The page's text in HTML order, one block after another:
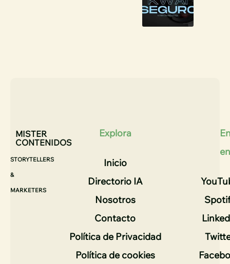
MISTER
CONTENIDOS
STORYTELLERS
&
MARKETERS
Explora
Inicio
Directorio IA
Nosotros
Contacto
Política de Privacidad
Política de cookies
en